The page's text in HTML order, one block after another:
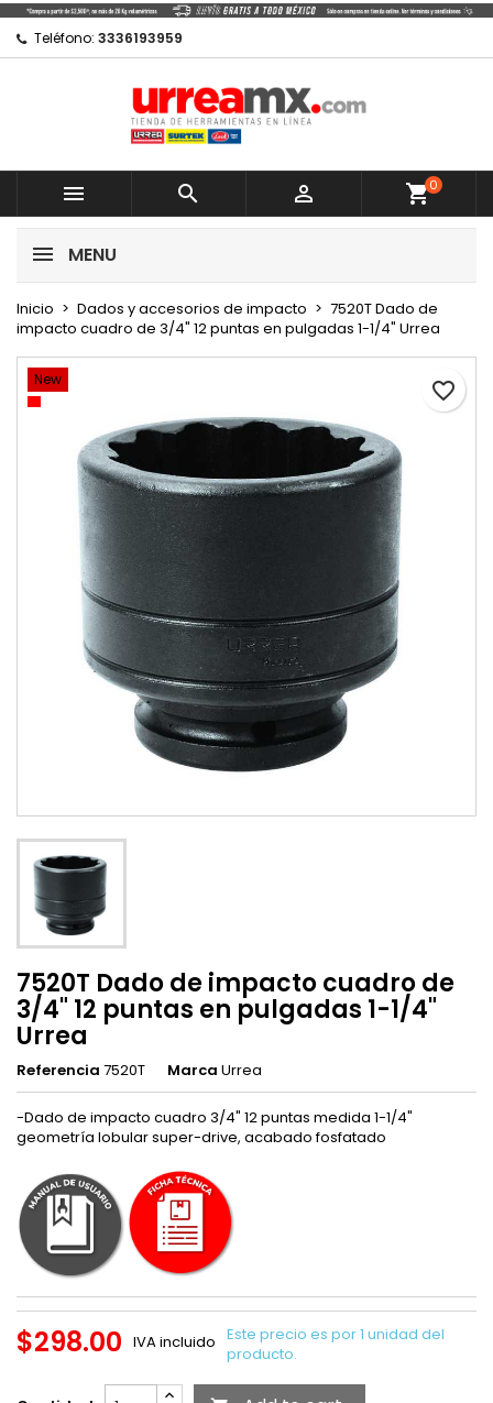
Teléfono: 3336193959
   shopping_cart0
MENU
Inicio Dados y accesorios de impacto
7520T Dado de
impacto cuadro de 3/4" 12 puntas en pulgadas 1-1/4" Urrea
favorite_border
New
7520T Dado de impacto cuadro de
3/4" 12 puntas en pulgadas 1-1/4"
Urrea
Referencia 7520T Marca Urrea
-Dado de impacto cuadro 3/4" 12 puntas medida 1-1/4"
geometría lobular super-drive, acabado fosfatado
$298.00 IVA incluido Este precio es por 1 unidad del
producto.
Mi lista de regalos
Crear nueva lista
Crear lista de deseos
Nombre de la lista de deseos
Cancelar
Iniciar sesión
Debe iniciar sesión para guardar productos en su
lista de deseos.
Cancelar
Iniciar sesión